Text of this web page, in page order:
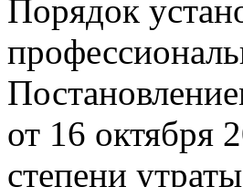
Порядок
от 16 октября
степени